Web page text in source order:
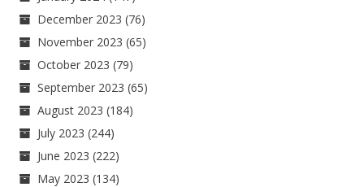
December 2023 (76)
November 2023 (65)
October 2023 (79)
September 2023 (65)
August 2023 (184)
July 2023 (244)
June 2023 (222)
May 2023 (134)